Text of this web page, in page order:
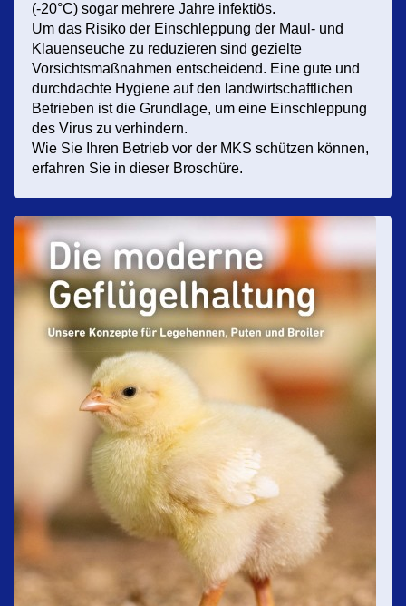
(-20°C) sogar mehrere Jahre infektiös.
Um das Risiko der Einschleppung der Maul- und
Klauenseuche zu reduzieren sind gezielte
Vorsichtsmaßnahmen entscheidend. Eine gute und
durchdachte Hygiene auf den landwirtschaftlichen
Betrieben ist die Grundlage, um eine Einschleppung
des Virus zu verhindern.
Wie Sie Ihren Betrieb vor der MKS schützen können,
erfahren Sie in dieser Broschüre.